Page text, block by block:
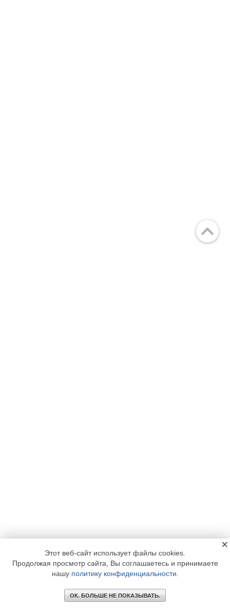
Этот веб-сайт использует файлы cookies.
Продолжая просмотр сайта, Вы соглашаетесь и принимаете
нашу политику конфиденциальности
ОК. БОЛЬШЕ НЕ ПОКАЗЫВАТЬ.
×